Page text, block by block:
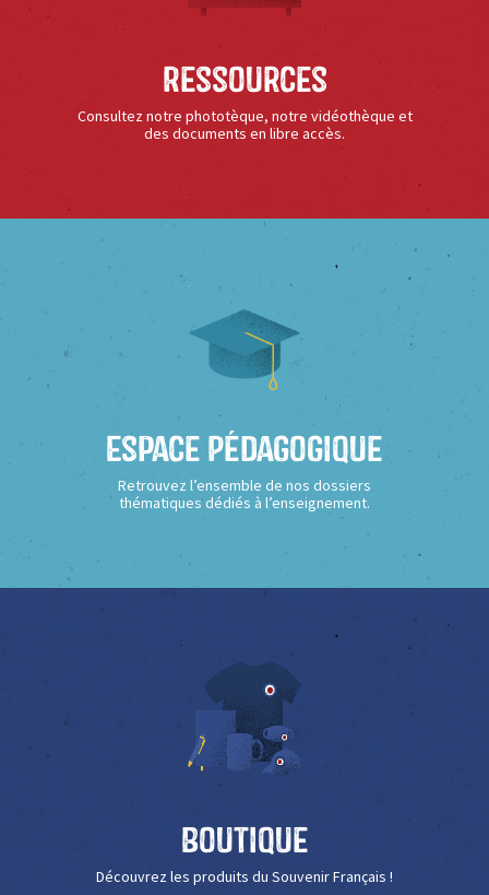
Ressources
Consultez notre phototèque, notre vidéothèque et
des documents en libre accès.
Espace Pédagogique
Retrouvez l’ensemble de nos dossiers
thématiques dédiés à l’enseignement.
Boutique
Découvrez les produits du Souvenir Français !